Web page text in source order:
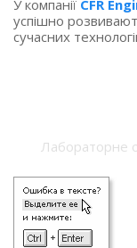
У компанії CFR
успішно
сучасних
Лабораторне